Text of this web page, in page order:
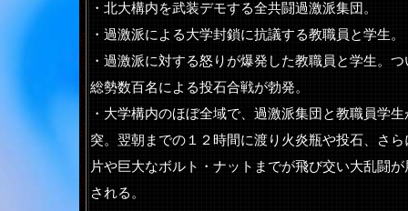
・北大構内を武装デモする全共闘過激派集団。
・過激派による大学封鎖に抗議する教職員と学生。
・過激派に対する怒りが爆発した教職員と学生。つ
総勢数百名による投石合戦が勃発。
・大学構内のほぼ全域で、過激派集団と教職員学生
突。翌朝までの１２時間に渡り火炎瓶や投石、さら
片や巨大なボルト・ナットまでが飛び交い大乱闘が
される。